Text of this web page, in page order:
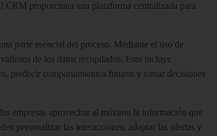
CRM proporciona una plataforma centralizada para
parte esencial del proceso. Mediante el uso de
de los datos recopilados. Esto incluye
predecir comportamientos futuros y tomar decisiones
empresas aprovechar al máximo la información que
personalizar las interacciones, adaptar las ofertas y